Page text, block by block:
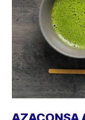
AZACONSA
BEBIDA
22 JULIO, 2026